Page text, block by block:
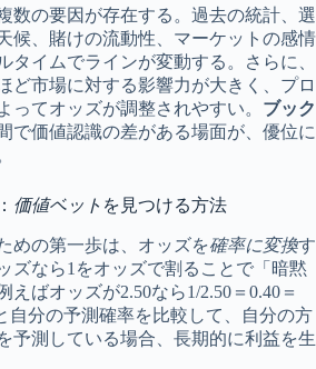
数の要因が存在する。過去の統計、選
候、賭けの流動性、マーケットの感情
タイムでラインが変動する。さらに、
ど市場に対する影響力が大きく、プロ
ってオッズが調整されやすい。 ブック
で価値認識の差がある場面が、優位に
価値ベット を見つける方法
めの第一歩は、オッズを確率に変換す
ズなら1をオッズで割ることで「暗黙
ばオッズが2.50なら1/2.50＝0.40＝
自分の予測確率を比較して、自分の方
予測している場合、長期的に利益を生